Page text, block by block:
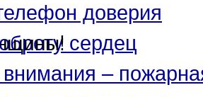
доверия
сердец
–